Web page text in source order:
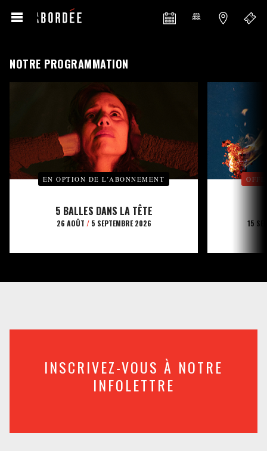
NOTRE PROGRAMMATION
EN OPTION DE L’ABONNEMENT
5 BALLES DANS LA TÊTE
26 AOÛT /5 SEPTEMBRE 2026 15
INSCRIVEZ-VOUS À NOTRE
INFOLETTRE